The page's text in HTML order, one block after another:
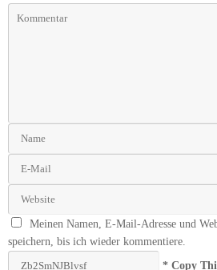
Meinen Namen, E-Mail-Adresse und
speichern, bis ich wieder kommentiere.
* Copy